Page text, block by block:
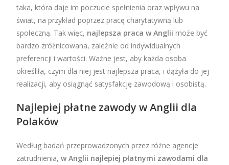
taka, która daje im poczucie spełnienia oraz wpływu na
świat, na przykład poprzez pracę charytatywną lub
społeczną. Tak więc, najlepsza praca w Anglii może być
bardzo zróżnicowana, zależnie od indywidualnych
preferencji i wartości. Ważne jest, aby każda osoba
określiła, czym dla niej jest najlepsza praca, i dążyła do jej
realizacji, aby osiągnąć satysfakcję zawodową i osobistą.
Najlepiej płatne zawody w Anglii dla
Polaków
Według badań przeprowadzonych przez różne agencje
zatrudnienia,w Anglii najlepiej płatnymi zawodami dla